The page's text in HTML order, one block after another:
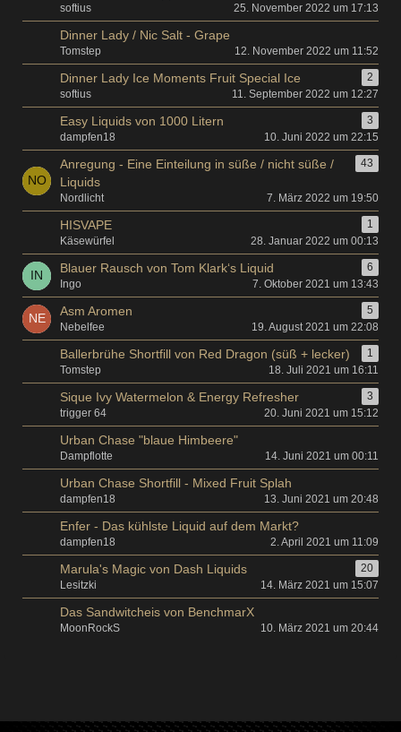
softius 25. November 2022 um 17:13
Dinner Lady / Nic Salt - Grape
Tomstep 12. November 2022 um 11:52
Dinner Lady Ice Moments Fruit Special Ice
2
softius
11. September 2022 um 12:27
Easy Liquids von 1000 Litern
3
dampfen18
10. Juni 2022 um 22:15
Anregung - Eine Einteilung in süße / nicht süße /
Liquids
43
Nordlicht 7. März 2022 um 19:50
HISVAPE
1
Käsewürfel
28. Januar 2022 um 00:13
Blauer Rausch von Tom Klark‘s Liquid
6
Ingo
7. Oktober 2021 um 13:43
Asm Aromen
5
Nebelfee
19. August 2021 um 22:08
Ballerbrühe Shortfill von Red Dragon (süß + lecker)
1
Tomstep
18. Juli 2021 um 16:11
Sique Ivy Watermelon & Energy Refresher
3
trigger 64
20. Juni 2021 um 15:12
Urban Chase "blaue Himbeere"
Dampflotte 14. Juni 2021 um 00:11
Urban Chase Shortfill - Mixed Fruit Splah
dampfen18 13. Juni 2021 um 20:48
Enfer - Das kühlste Liquid auf dem Markt?
dampfen18 2. April 2021 um 11:09
Marula's Magic von Dash Liquids
20
Lesitzki
14. März 2021 um 15:07
Das Sandwitcheis von BenchmarX
MoonRockS 10. März 2021 um 20:44